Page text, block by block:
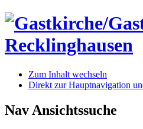
Zum Inhalt wechseln
Direkt zur Hauptnavigation
Nav Ansichtssuche